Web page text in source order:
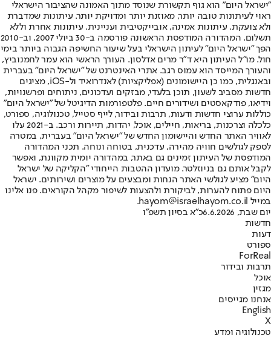
"ישראל היום" הוא גוף תקשורת שנוסד מתוך האמונה שהציבור הישראלי
ראוי לעיתונות טובה יותר, מאוזנת יותר ומדויקת יותר. עיתונות שמדברת
ולא צועקת. עיתונות אמינה, אובייקטיבית ועניינית. עיתונות אחרת וללא
תשלום. המהדורה המודפסת הראשונה פורסמה ב-30 ביולי 2007, וב-2010
הפך "ישראל היום" לעיתון הישראלי בעל שיעור החשיפה הגבוה ביותר בימי
חול. מו"ל העיתון היא ד"ר מרים אדלסון. העורך הראשי הוא עמר לחמנוביץ,
והעורך המייסד הוא עמוס רגב. אתרי האינטרנט של "ישראל היום" בעברית
ובאנגלית, כמו כן היישומונים (אפליקציות) לאנדרואיד ול-iOS, מציגים
חדשות מסביב לשעון, תוכן בלעדי, מבזקים ועדכונים, ניתוחים ופרשנויות,
וידיאו, פודקאסטים ושידורים חיים. פלטפורמות הדיגיטל של "ישראל היום"
כוללות ערוצי חדשות ודעות, תרבות ובידור, לייף סטייל, טכנולוגיה, ספורט,
כלכלה וצרכנות, בריאות, חיילים, אוכל, יהדות, תיירות ורכב. ב-2021 עלו
לאוויר האתר החדש והיישומון החדש של "ישראל היום" בעברית, במטרה
לספק לגולשים חוויה מהירה, עדכנית, בטוחה ונוחה. תכני המהדורה
המודפסת של העיתון זמינים גם באתר, במהדורה יומית מקוונת, ואפשר
לקבל אותם גם בניוזלטר. מועדון ההטבות הייחודי "הקליקה של ישראל
היום" מציע לגולשי האתר הנחות ומבצעים על מוצרים ושירותים. ישראל
היום פתוח להערות, לביקורת ולהצעות לשיפור מקהל הקוראים. פנו אלינו
במייל hayom@israelhayom.co.il.
יום שבת, 6.6.2026
כ"א בסיון תשפ"ו
חדשות
דעות
ספורט
ForReal
תרבות ובידור
אוכל
מגזין
אנחנו מגייסים
English
X
טכנולוגיה ומדע